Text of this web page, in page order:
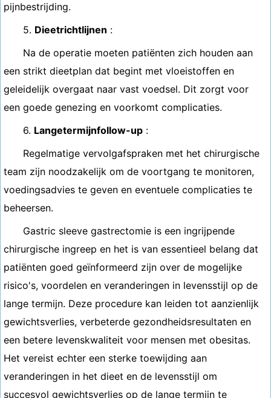
pijnbestrijding.
5. Dieetrichtlijnen :
Na de operatie moeten patiënten zich houden aan
een strikt dieetplan dat begint met vloeistoffen en
geleidelijk overgaat naar vast voedsel. Dit zorgt voor
een goede genezing en voorkomt complicaties.
6. Langetermijnfollow-up :
Regelmatige vervolgafspraken met het chirurgische
team zijn noodzakelijk om de voortgang te monitoren,
voedingsadvies te geven en eventuele complicaties te
beheersen.
Gastric sleeve gastrectomie is een ingrijpende
chirurgische ingreep en het is van essentieel belang dat
patiënten goed geïnformeerd zijn over de mogelijke
risico's, voordelen en veranderingen in levensstijl op de
lange termijn. Deze procedure kan leiden tot aanzienlijk
gewichtsverlies, verbeterde gezondheidsresultaten en
een betere levenskwaliteit voor mensen met obesitas.
Het vereist echter een sterke toewijding aan
veranderingen in het dieet en de levensstijl om
succesvol gewichtsverlies op de lange termijn te